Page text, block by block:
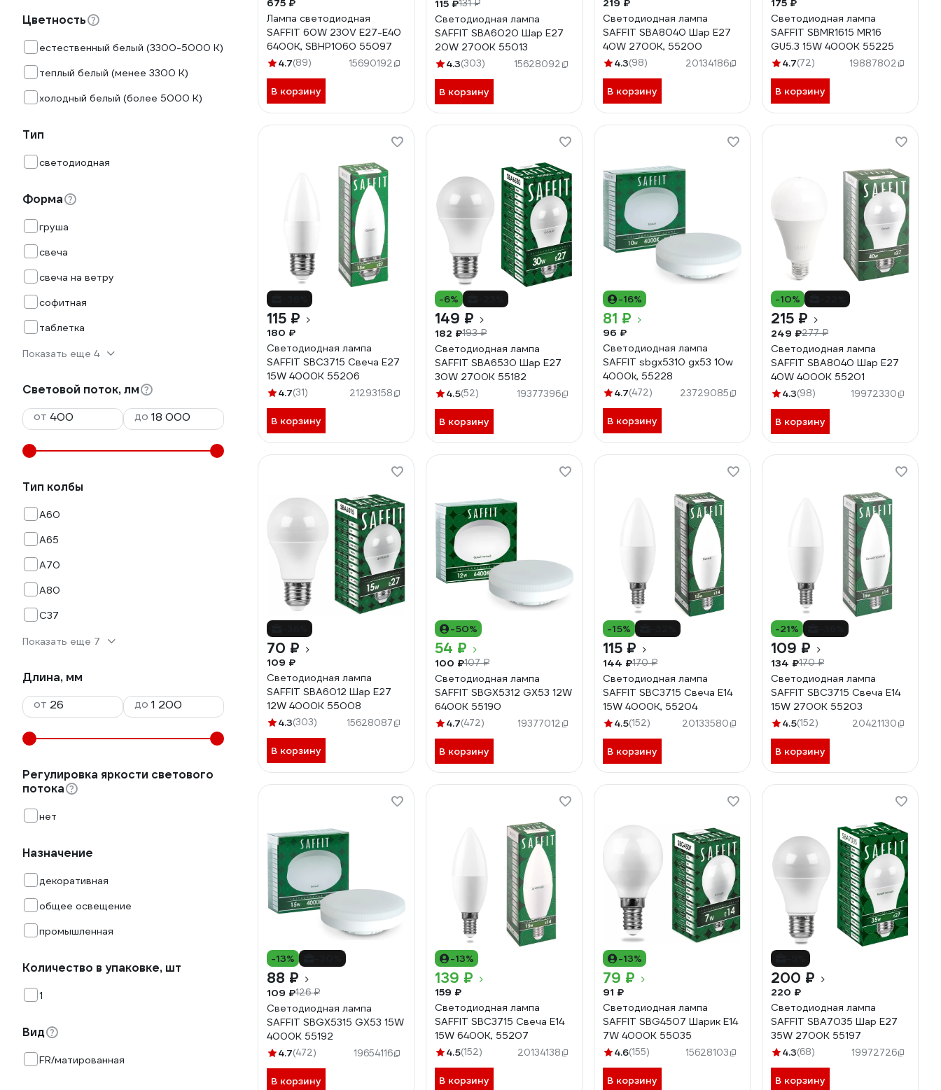
Цветность
естественный белый (3300-5000 К)
теплый белый (менее 3300 К)
холодный белый (более 5000 К)
Тип
светодиодная
Форма
груша
свеча
свеча на ветру
софитная
таблетка
Показать еще 4
Световой поток, лм
от
до
Тип колбы
A60
A65
A70
A80
C37
Показать еще 7
Длина, мм
от
до
Регулировка яркости светового
потока
нет
Назначение
декоративная
общее освещение
промышленная
Количество в упаковке, шт
1
Вид
FR/матированная
675 ₽
Лампа светодиодная
SAFFIT 60W 230V E27-E40
6400K, SBHP1060 55097
4.7(89) 15690192
В корзину
115 ₽131 ₽
Светодиодная лампа
SAFFIT SBA6020 Шар E27
20W 2700K 55013
4.3(303) 15628092
В корзину
219 ₽
Светодиодная лампа
SAFFIT SBA8040 Шар E27
40W 2700K, 55200
4.3(98) 20134186
В корзину
175 ₽
Светодиодная лампа
SAFFIT SBMR1615 MR16
GU5.3 15W 4000K 55225
4.7(72) 19887802
В корзину
115 ₽
180 ₽
Светодиодная лампа
SAFFIT SBC3715 Свеча E27
15W 4000K 55206
4.7(31) 21293158
В корзину
-6%
149 ₽
182 ₽193 ₽
Светодиодная лампа
SAFFIT SBA6530 Шар E27
30W 2700K 55182
4.5(52) 19377396
В корзину
-16%
81 ₽
96 ₽
Светодиодная лампа
SAFFIT sbgx5310 gx53 10w
4000k, 55228
4.7(472) 23729085
В корзину
-10%
215 ₽
249 ₽277 ₽
Светодиодная лампа
SAFFIT SBA8040 Шар E27
40W 4000K 55201
4.3(98) 19972330
В корзину
70 ₽
109 ₽
Светодиодная лампа
SAFFIT SBA6012 Шар E27
12W 4000K 55008
4.3(303) 15628087
В корзину
-50%
54 ₽
100 ₽107 ₽
Светодиодная лампа
SAFFIT SBGX5312 GX53 12W
6400K 55190
4.7(472) 19377012
В корзину
-15%
115 ₽
144 ₽170 ₽
Светодиодная лампа
SAFFIT SBC3715 Свеча E14
15W 4000K, 55204
4.5(152) 20133580
В корзину
-21%
109 ₽
134 ₽170 ₽
Светодиодная лампа
SAFFIT SBC3715 Свеча E14
15W 2700K 55203
4.5(152) 20421130
В корзину
-13%
88 ₽
109 ₽126 ₽
Светодиодная лампа
SAFFIT SBGX5315 GX53 15W
4000K 55192
4.7(472) 19654116
В корзину
-13%
139 ₽
159 ₽
Светодиодная лампа
SAFFIT SBC3715 Свеча E14
15W 6400K, 55207
4.5(152) 20134138
В корзину
-13%
79 ₽
91 ₽
Светодиодная лампа
SAFFIT SBG4507 Шарик E14
7W 4000K 55035
4.6(155) 15628103
В корзину
200 ₽
220 ₽
Светодиодная лампа
SAFFIT SBA7035 Шар E27
35W 2700K 55197
4.3(68) 19972726
В корзину